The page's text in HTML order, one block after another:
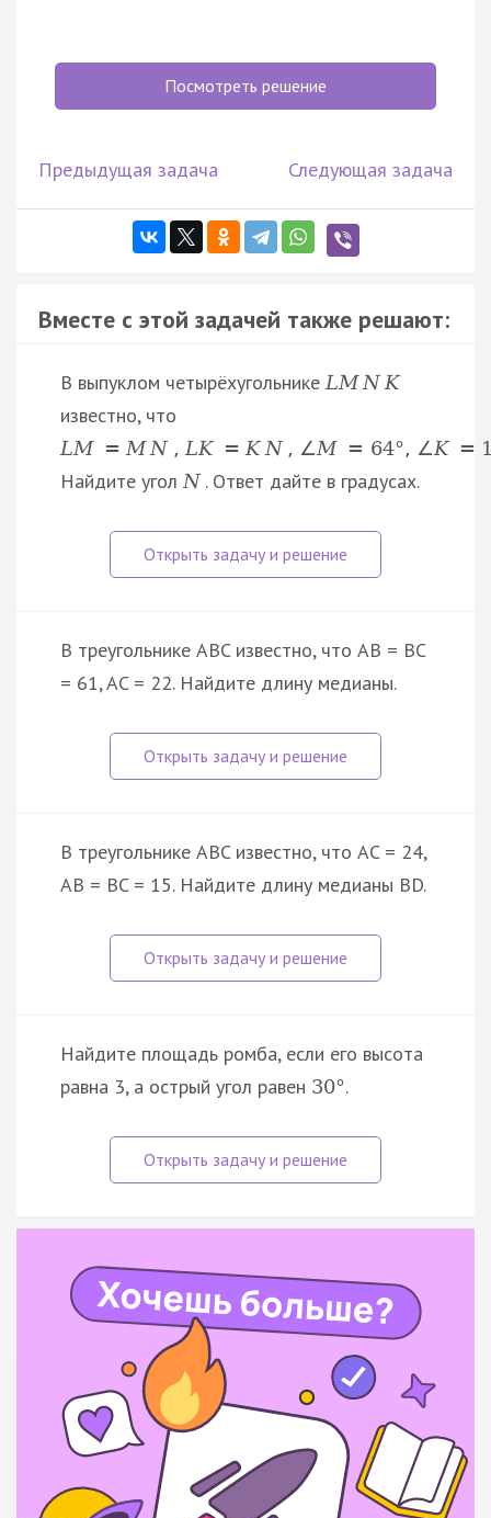
Посмотреть решение
Предыдущая задача Следующая задача
Вместе с этой задачей также решают:
В выпуклом четырёхугольникеLM N K
известно, что
LM = M N , LK = K N , ∠M = 64°, ∠K =
Найдите уголN . Ответ дайте в градусах.
В треугольнике ABC известно, что AB = BC
= 61, AC = 22. Найдите длину медианы.
В треугольнике ABC известно, что AC = 24,
AB = BC = 15. Найдите длину медианы BD.
Найдите площадь ромба, если его высота
равна 3, а острый угол равен 30°.